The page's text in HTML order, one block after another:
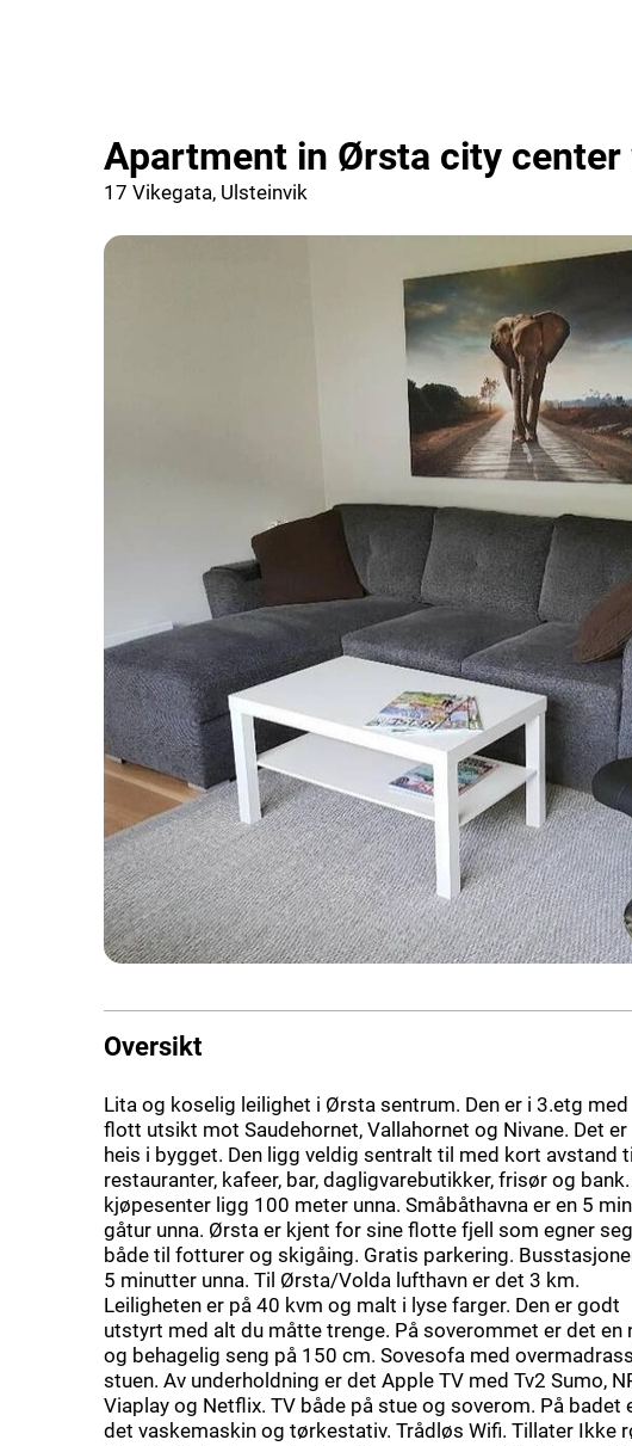
Apartment in Ørsta city
17 Vikegata, Ulsteinvik
Oversikt
Lita og koselig leilighet i Ørsta sentrum. Den er i 3.etg med
flott utsikt mot Saudehornet, Vallahornet og Nivane. Det er
heis i bygget. Den ligg veldig sentralt til med kort avstand
restauranter, kafeer, bar, dagligvarebutikker, frisør og
kjøpesenter ligg 100 meter unna. Småbåthavna er en 5
gåtur unna. Ørsta er kjent for sine flotte fjell som egner seg
både til fotturer og skigåing. Gratis parkering.
5 minutter unna. Til Ørsta/Volda lufthavn er det 3 km.
Leiligheten er på 40 kvm og malt i lyse farger. Den er godt
utstyrt med alt du måtte trenge. På soverommet er det en
og behagelig seng på 150 cm. Sovesofa med
stuen. Av underholdning er det Apple TV med Tv2 Sumo,
Viaplay og Netflix. TV både på stue og soverom. På badet
det vaskemaskin og tørkestativ. Trådløs Wifi. Tillater Ikke